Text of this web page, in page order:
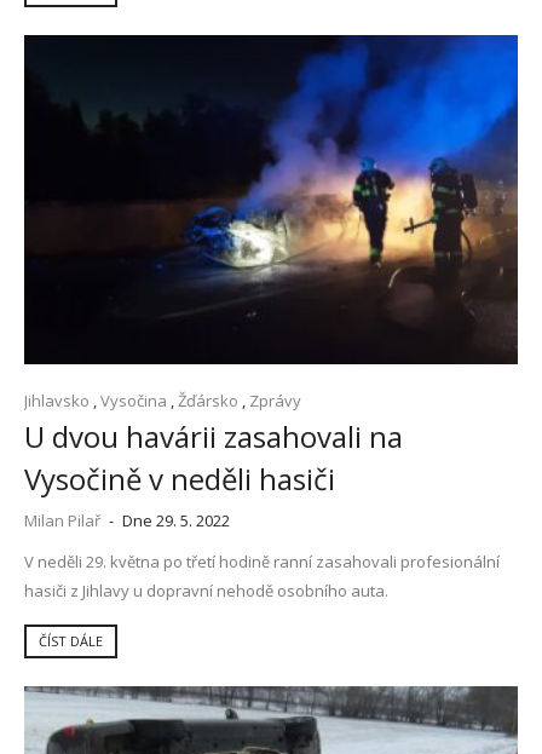
Jihlavsko Vysočina Žďársko Zprávy
U dvou havárii zasahovali na
Vysočině v neděli hasiči
Milan Pilař - Dne 29. 5. 2022
V neděli 29. května po třetí hodině ranní zasahovali profesionální
hasiči z Jihlavy u dopravní nehodě osobního auta.
ČÍST DÁLE